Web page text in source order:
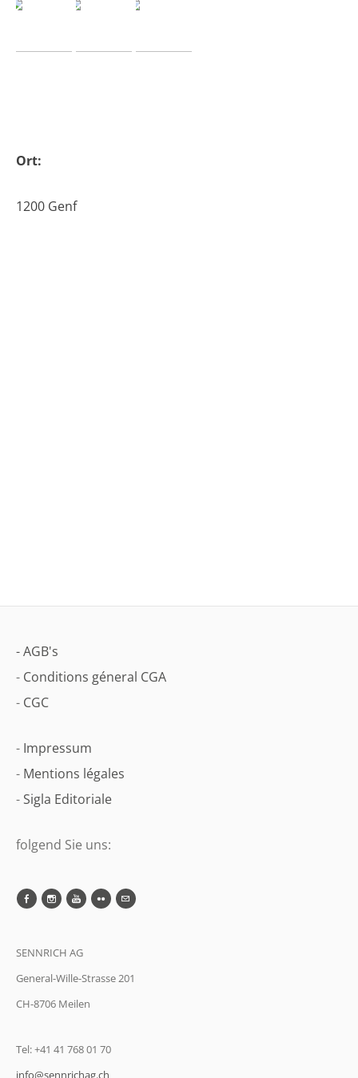
Ort:
1200 Genf
- AGB's
- Conditions géneral CGA
- CGC
- Impressum
- Mentions légales
-Sigla Editoriale
folgend Sie uns:
SENNRICH AG
General-Wille-Strasse 201
CH-8706 Meilen
Tel: +41 41 768 01 70
info@sennrichag.ch